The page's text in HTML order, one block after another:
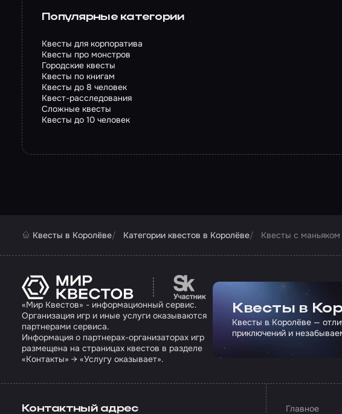
Популярные категории
Квесты для корпоратива
Квесты про монстров
Городские квесты
Квесты по книгам
Квесты до 8 человек
Квест-расследования
Сложные квесты
Квесты до 10 человек
Квесты в Королёве Категории квестов в Королёве Квесты с
Перейти на сайт партнера Сколково
«Мир Квестов» - информационный сервис.
Организация игр и иные услуги оказываются
партнерами сервиса.
Информация о партнерах-организаторах игр
размещена на страницах квестов в разделе
«Контакты» → «Услугу оказывает».
Квесты в
Квесты в Королёве —
приключений и
Контактный адрес Главное